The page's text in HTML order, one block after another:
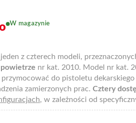
W magazynie
z czterech modeli,
nr kat. 2010. Model nr kat.
do pistoletu
zamierzonych prac. Cztery
, w zależności od